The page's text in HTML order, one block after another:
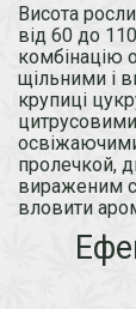
Висота
від 60 до
комбінацію
щільними і
крупиці
пролечкой,
вираженим
вловити